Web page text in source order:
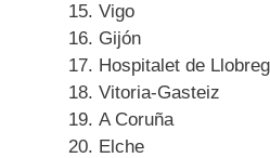
Vigo
Gijón
Hospitalet de
Vitoria-Gasteiz
A Coruña
Elche